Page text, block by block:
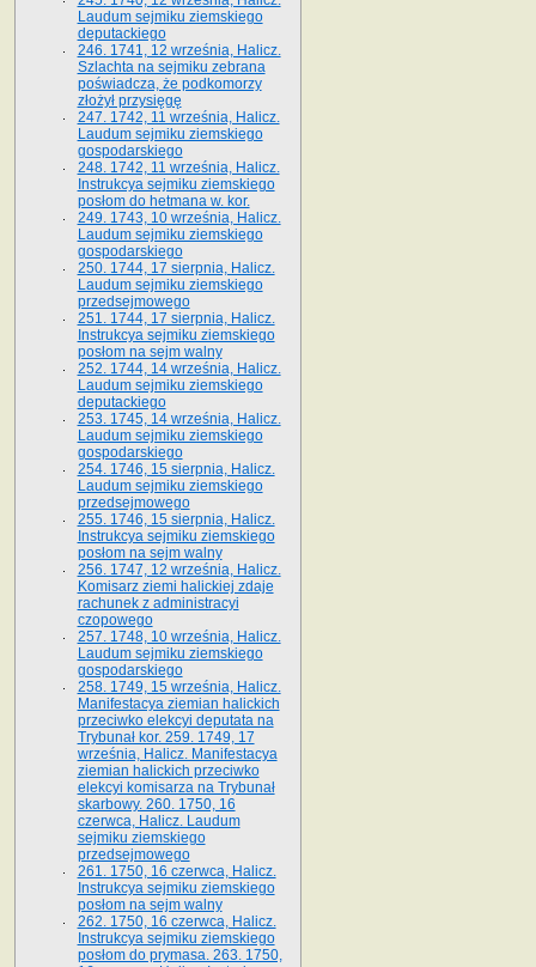
Laudum sejmiku ziemskiego
deputackiego
246. 1741, 12 września, Halicz.
Szlachta na sejmiku zebrana
poświadcza, że podkomorzy
złożył przysięgę
247. 1742, 11 września, Halicz.
Laudum sejmiku ziemskiego
gospodarskiego
248. 1742, 11 września, Halicz.
Instrukcya sejmiku ziemskiego
posłom do hetmana w. kor.
249. 1743, 10 września, Halicz.
Laudum sejmiku ziemskiego
gospodarskiego
250. 1744, 17 sierpnia, Halicz.
Laudum sejmiku ziemskiego
przedsejmowego
251. 1744, 17 sierpnia, Halicz.
Instrukcya sejmiku ziemskiego
posłom na sejm walny
252. 1744, 14 września, Halicz.
Laudum sejmiku ziemskiego
deputackiego
253. 1745, 14 września, Halicz.
Laudum sejmiku ziemskiego
gospodarskiego
254. 1746, 15 sierpnia, Halicz.
Laudum sejmiku ziemskiego
przedsejmowego
255. 1746, 15 sierpnia, Halicz.
Instrukcya sejmiku ziemskiego
posłom na sejm walny
256. 1747, 12 września, Halicz.
Komisarz ziemi halickiej zdaje
rachunek z administracyi
czopowego
257. 1748, 10 września, Halicz.
Laudum sejmiku ziemskiego
gospodarskiego
258. 1749, 15 września, Halicz.
Manifestacya ziemian halickich
przeciwko elekcyi deputata na
Trybunał kor. 259. 1749, 17
września, Halicz. Manifestacya
ziemian halickich przeciwko
elekcyi komisarza na Trybunał
skarbowy. 260. 1750, 16
czerwca, Halicz. Laudum
sejmiku ziemskiego
przedsejmowego
261. 1750, 16 czerwca, Halicz.
Instrukcya sejmiku ziemskiego
posłom na sejm walny
262. 1750, 16 czerwca, Halicz.
Instrukcya sejmiku ziemskiego
posłom do prymasa. 263. 1750,